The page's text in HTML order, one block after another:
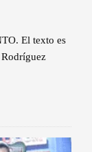
El texto es